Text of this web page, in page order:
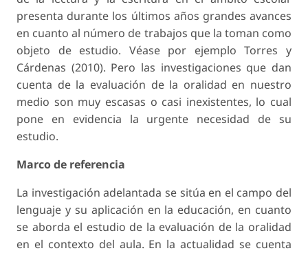
presenta durante los últimos años grandes avances
en cuanto al número de trabajos que la toman como
objeto de estudio. Véase por ejemplo Torres y
Cárdenas (2010). Pero las investigaciones que dan
cuenta de la evaluación de la oralidad en nuestro
medio son muy escasas o casi inexistentes, lo cual
pone en evidencia la urgente necesidad de su
estudio.
Marco de referencia
La investigación adelantada se sitúa en el campo del
lenguaje y su aplicación en la educación, en cuanto
se aborda el estudio de la evaluación de la oralidad
en el contexto del aula. En la actualidad se cuenta